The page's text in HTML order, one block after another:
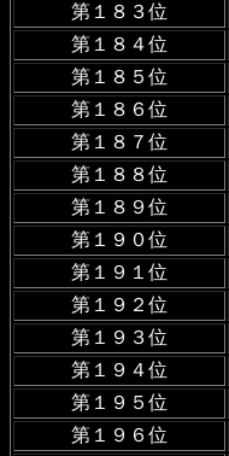
第１８３位
第１８４位
第１８５位
第１８６位
第１８７位
第１８８位
第１８９位
第１９０位
第１９１位
第１９２位
第１９３位
第１９４位
第１９５位
第１９６位